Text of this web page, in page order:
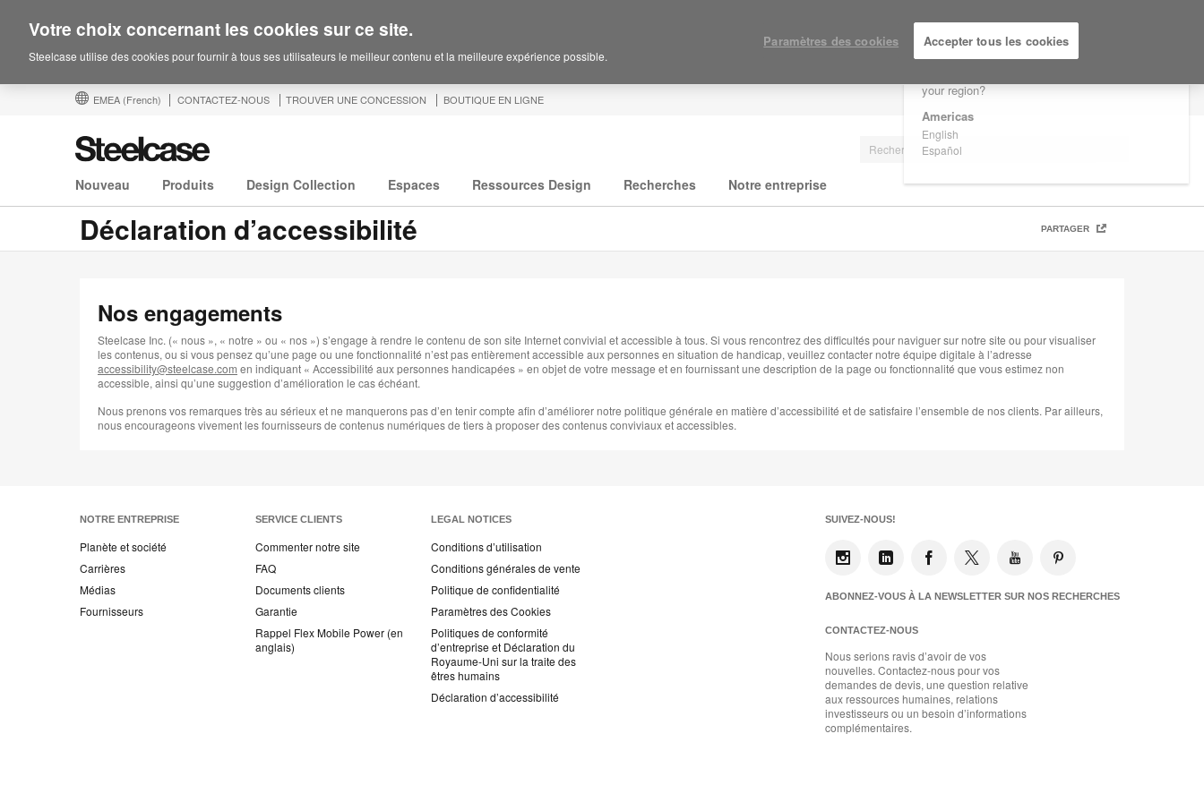
Are you in United States?
your region?
Americas
English
Español
EMEA (French) CONTACTEZ-NOUS TROUVER UNE CONCESSION BOUTIQUE EN LIGNE
Nouveau Produits Design Collection Espaces Ressources Design Recherches Notre entreprise
Déclaration d’accessibilité PARTAGER
Nos engagements
Steelcase Inc. (« nous », « notre » ou « nos ») s’engage à rendre le contenu de son site Internet convivial et accessible à tous. Si vous rencontrez des difficultés pour naviguer sur notre site ou pour visualiser
les contenus, ou si vous pensez qu’une page ou une fonctionnalité n’est pas entièrement accessible aux personnes en situation de handicap, veuillez contacter notre équipe digitale à l’adresse
accessibility@steelcase.com en indiquant « Accessibilité aux personnes handicapées » en objet de votre message et en fournissant une description de la page ou fonctionnalité que vous estimez non
accessible, ainsi qu’une suggestion d’amélioration le cas échéant.
Nous prenons vos remarques très au sérieux et ne manquerons pas d’en tenir compte afin d’améliorer notre politique générale en matière d’accessibilité et de satisfaire l’ensemble de nos clients. Par ailleurs,
nous encourageons vivement les fournisseurs de contenus numériques de tiers à proposer des contenus conviviaux et accessibles.
NOTRE ENTREPRISE
Planète et société
Carrières
Médias
Fournisseurs
SERVICE CLIENTS
Commenter notre site
FAQ
Documents clients
Garantie
Rappel Flex Mobile Power (en
anglais)
LEGAL NOTICES
Conditions d’utilisation
Conditions générales de vente
Politique de confidentialité
Paramètres des Cookies
Politiques de conformité
d’entreprise et Déclaration du
Royaume-Uni sur la traite des
êtres humains
Déclaration d’accessibilité
SUIVEZ-NOUS!
ABONNEZ-VOUS À LA NEWSLETTER SUR NOS RECHERCHES
CONTACTEZ-NOUS
Nous serions ravis d’avoir de vos
nouvelles. Contactez-nous pour vos
demandes de devis, une question relative
aux ressources humaines, relations
investisseurs ou un besoin d’informations
complémentaires.
Votre choix concernant les cookies sur ce site.
Steelcase utilise des cookies pour fournir à tous ses utilisateurs le meilleur contenu et la meilleure expérience possible.
Paramètres des cookies Accepter tous les cookies